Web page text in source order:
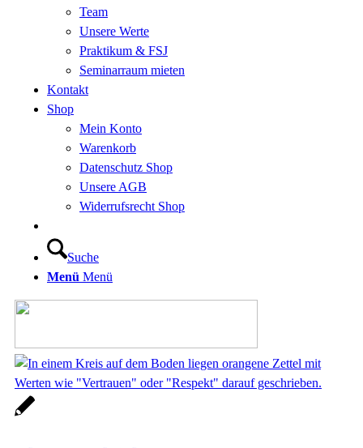
Team
Unsere Werte
Praktikum & FSJ
Seminarraum mieten
Kontakt
Shop
Mein Konto
Warenkorb
Datenschutz Shop
Unsere AGB
Widerrufsrecht Shop
Suche
Menü Menü